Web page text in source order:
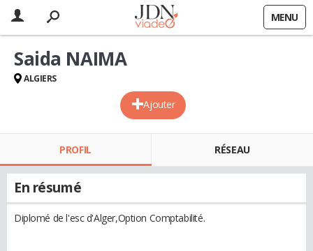
MENU
Ajouter
Saida NAIMA
ALGIERS
PROFIL RÉSEAU
En résumé
Diplomé de l'esc d'Alger,Option Comptabilité.